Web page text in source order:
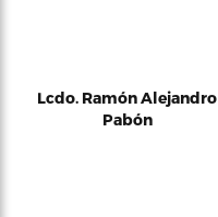
Lcdo. Ramón Alejandro
Pabón